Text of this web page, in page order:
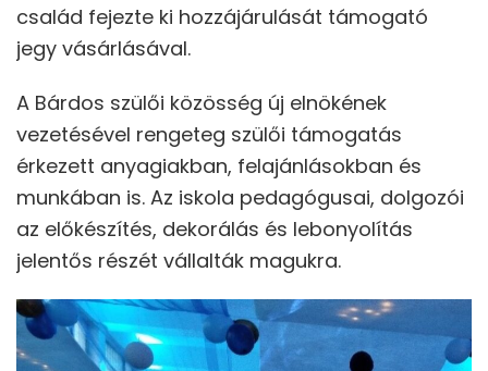
család fejezte ki hozzájárulását támogató
jegy vásárlásával.
A Bárdos szülői közösség új elnökének
vezetésével rengeteg szülői támogatás
érkezett anyagiakban, felajánlásokban és
munkában is. Az iskola pedagógusai, dolgozói
az előkészítés, dekorálás és lebonyolítás
jelentős részét vállalták magukra.